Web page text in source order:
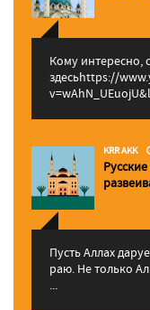
Кому интересно,
здесьhttps://
KRR AKK
Пусть Аллах
раю. Не только